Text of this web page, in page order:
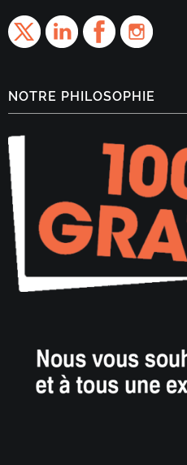
NOTRE PHILOSOPHIE